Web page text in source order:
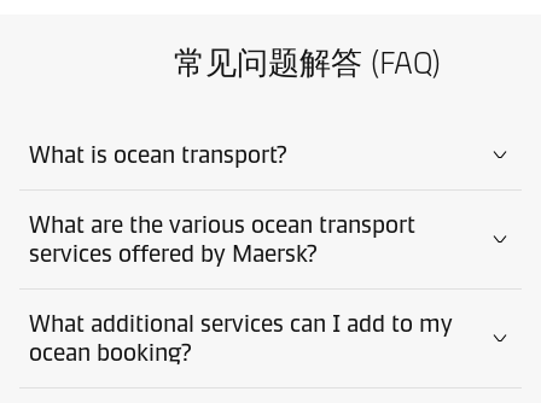
常见问题解答 (FAQ)
What is ocean transport?
What are the various ocean transport
services offered by Maersk?
What additional services can I add to my
ocean booking?